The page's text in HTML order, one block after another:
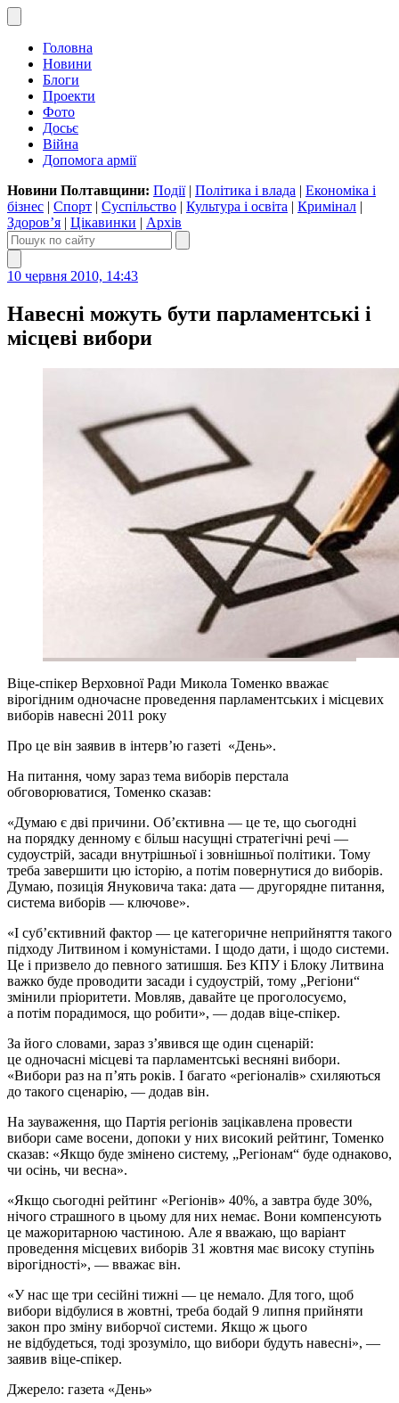
Головна
Новини
Блоги
Проекти
Фото
Досьє
Війна
Допомога армії
Новини Полтавщини: Події| Політика і влада | Економіка і
бізнес | Спорт | Суспільство | Культура і освіта | Кримінал |
Здоров’я | Цікавинки | Архів
10 червня 2010, 14:43
Навесні можуть бути парламентські і
місцеві вибори
Віце-спікер Верховної Ради Микола Томенко вважає
вірогідним одночасне проведення парламентських і місцевих
виборів навесні 2011 року
Про це він заявив в інтерв’ю газеті «День».
На питання, чому зараз тема виборів перстала
обговорюватися, Томенко сказав:
«Думаю є дві причини. Об’єктивна — це те, що сьогодні
на порядку денному є більш насущні стратегічні речі —
судоустрій, засади внутрішньої і зовнішньої політики. Тому
треба завершити цю історію, а потім повернутися до виборів.
Думаю, позиція Януковича така: дата — другорядне питання,
система виборів — ключове».
«І суб’єктивний фактор — це категоричне неприйняття такого
підходу Литвином і комуністами. І щодо дати, і щодо системи.
Це і призвело до певного затишшя. Без КПУ і Блоку Литвина
важко буде проводити засади і судоустрій, тому „Регіони“
змінили пріоритети. Мовляв, давайте це проголосуємо,
а потім порадимося, що робити», — додав віце-спікер.
За його словами, зараз з’явився ще один сценарій:
це одночасні місцеві та парламентські весняні вибори.
«Вибори раз на п’ять років. І багато «регіоналів» схиляються
до такого сценарію, — додав він.
На зауваження, що Партія регіонів зацікавлена провести
вибори саме восени, допоки у них високий рейтинг, Томенко
сказав: «Якщо буде змінено систему, „Регіонам“ буде однаково,
чи осінь, чи весна».
«Якщо сьогодні рейтинг «Регіонів» 40%, а завтра буде 30%,
нічого страшного в цьому для них немає. Вони компенсують
це мажоритарною частиною. Але я вважаю, що варіант
проведення місцевих виборів 31 жовтня має високу ступінь
вірогідності», — вважає він.
«У нас ще три сесійні тижні — це немало. Для того, щоб
вибори відбулися в жовтні, треба бодай 9 липня прийняти
закон про зміну виборчої системи. Якщо ж цього
не відбудеться, тоді зрозуміло, що вибори будуть навесні», —
заявив віце-спікер.
Джерело: газета «День»